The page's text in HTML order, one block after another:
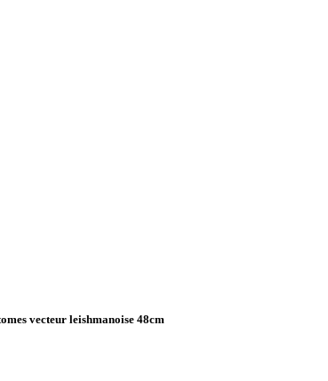
vecteur leishmanoise 48cm